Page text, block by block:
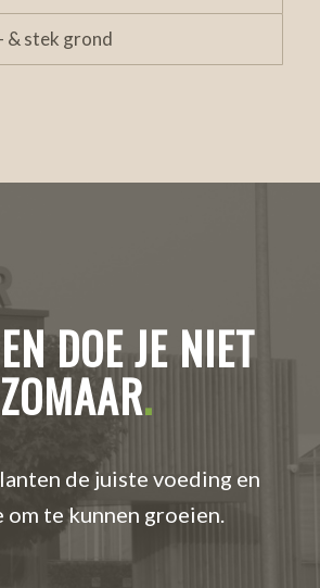
& stek grond
DOE JE NIET
ZOMAAR.
de juiste voeding en
om te kunnen groeien.